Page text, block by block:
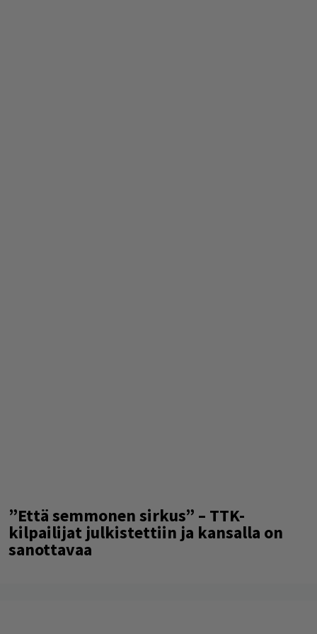
”Että semmonen sirkus” – TTK-
kilpailijat julkistettiin ja kansalla on
sanottavaa